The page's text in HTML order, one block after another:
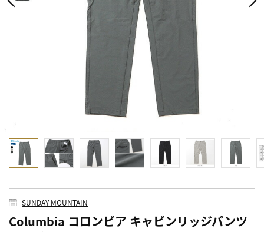
SUNDAY MOUNTAIN
Columbia コロンビア キャビンリッジパンツ